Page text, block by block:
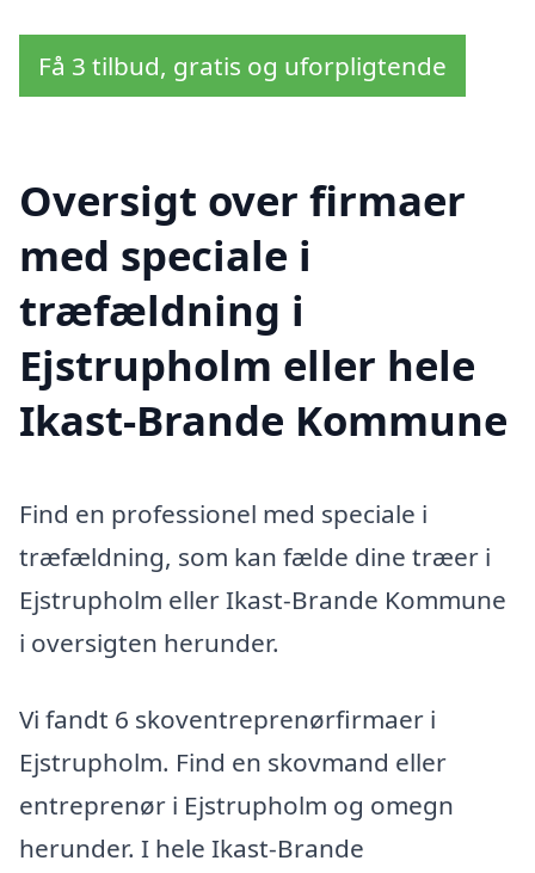
Få 3 tilbud, gratis og uforpligtende
Oversigt over firmaer
med speciale i
træfældning i
Ejstrupholm eller hele
Ikast-Brande Kommune
Find en professionel med speciale i
træfældning, som kan fælde dine træer i
Ejstrupholm eller Ikast-Brande Kommune
i oversigten herunder.
Vi fandt 6 skoventreprenørfirmaer i
Ejstrupholm. Find en skovmand eller
entreprenør i Ejstrupholm og omegn
herunder. I hele Ikast-Brande